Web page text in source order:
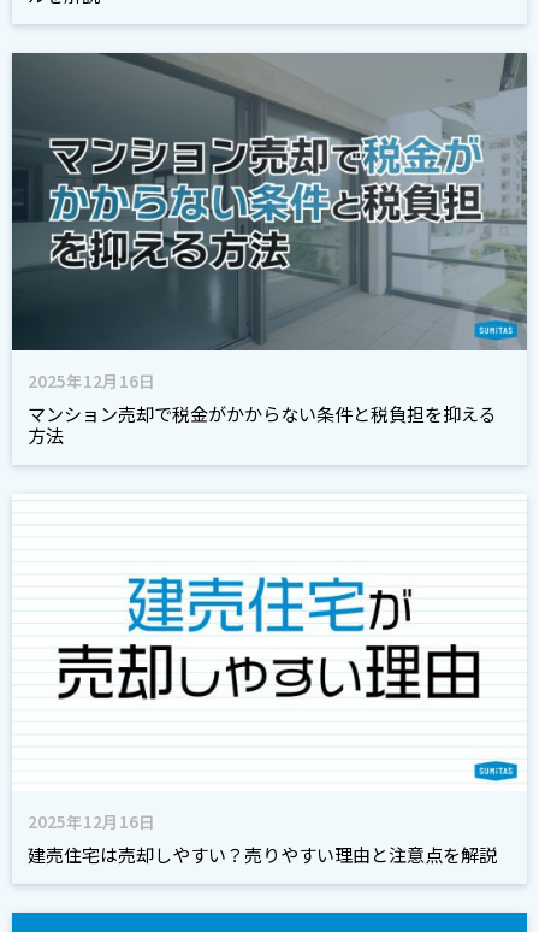
2025年12月16日
マンション売却で税金がかからない条件と税負担を抑える
方法
2025年12月16日
建売住宅は売却しやすい？売りやすい理由と注意点を解説